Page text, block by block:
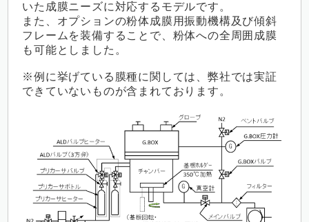
いた成膜ニーズに対応するモデルです。
また、オプションの粉体成膜用振動機構及び傾斜
フレームを装備することで、粉体への全周囲成膜
も可能としました。
※例に挙げている膜種に関しては、弊社では実証
できていないものが含まれております。